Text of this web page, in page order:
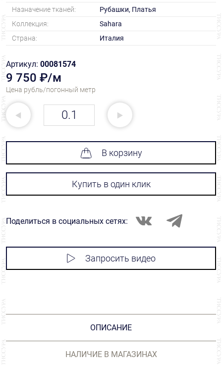
Назначение тканей:
Рубашки, Платья
Коллекция:
Sahara
Страна:
Италия
Артикул: 00081574
9 750 ₽/м
Цена рубль/погонный метр
В корзину
Купить в один клик
Поделиться в социальных сетях:
Запросить видео
ОПИСАНИЕ
НАЛИЧИЕ В МАГАЗИНАХ